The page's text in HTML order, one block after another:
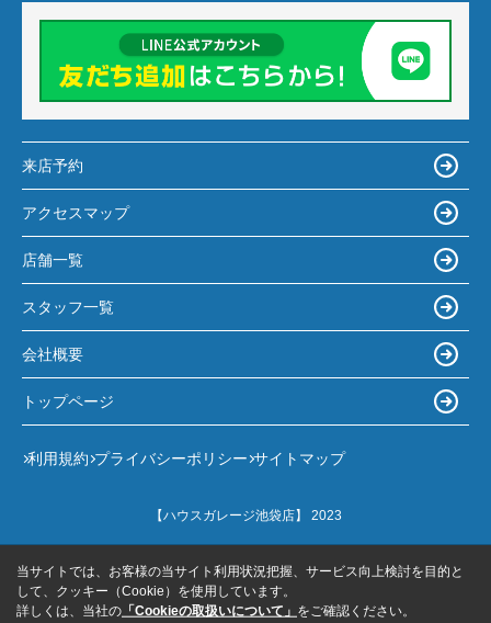
来店予約
アクセスマップ
店舗一覧
スタッフ一覧
会社概要
トップページ
利用規約 プライバシーポリシー サイトマップ
【ハウスガレージ池袋店】 2023
当サイトでは、お客様の当サイト利用状況把握、サービス向上検討を目的と
して、クッキー（Cookie）を使用しています。
詳しくは、当社の 「Cookieの取扱いについて」 をご確認ください。